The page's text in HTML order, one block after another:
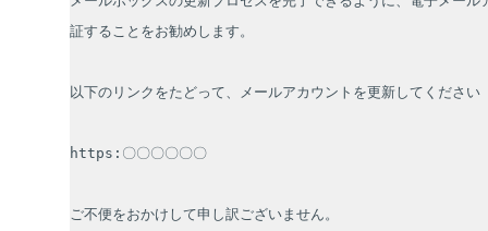
証することをお勧めします。
以下のリンクをたどって、メールアカウントを更新してください
https:〇〇〇〇〇〇
ご不便をおかけして申し訳ございません。